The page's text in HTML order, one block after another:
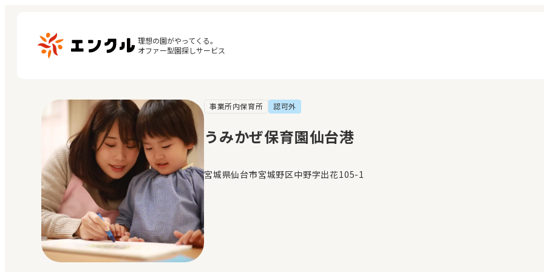
理想の園がやってくる。
オファー型園探しサービス
保育園・幼稚園を探す
地図から探す
地域から探す
マイページ
閲覧履歴
お気に入り
事業所内保育所 認可外
うみかぜ保育園仙台港
宮城県仙台市宮城野区中野字出花105-1